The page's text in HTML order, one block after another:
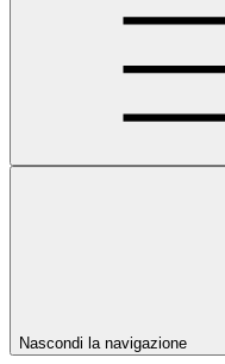
Nascondi la navigazione